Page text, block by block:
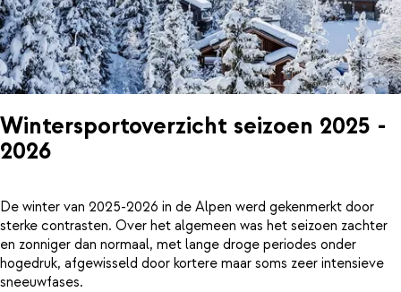
Wintersportoverzicht seizoen 2025 -
2026
De winter van 2025-2026 in de Alpen werd gekenmerkt door
sterke contrasten. Over het algemeen was het seizoen zachter
en zonniger dan normaal, met lange droge periodes onder
hogedruk, afgewisseld door kortere maar soms zeer intensieve
sneeuwfases.